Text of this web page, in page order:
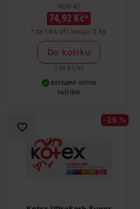
99,90 Kč
74,92 Kč*
*za 1 ks při koupi 2 ks
Do košíku
2,34 Kč/ ks
dostupné online
načítám
-25 %